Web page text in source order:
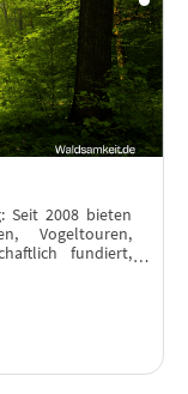
Seit 2008 bieten
Vogeltouren,
fundiert,